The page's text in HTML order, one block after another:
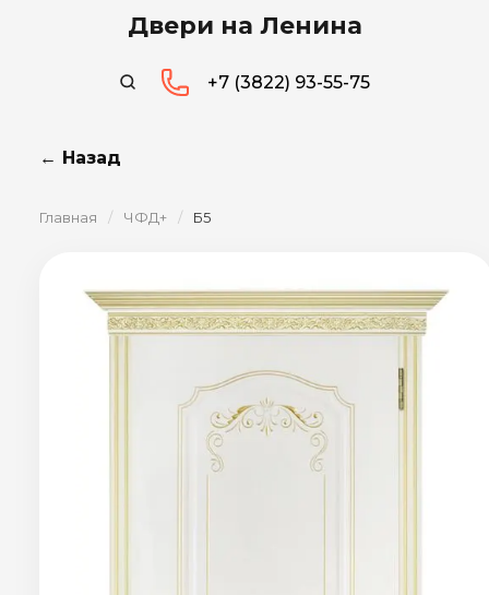
Двери на Ленина
+7 (3822) 93-55-75
← Назад
Главная / ЧФД+ / Б5